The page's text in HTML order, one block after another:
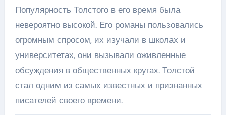
Популярность Толстого в его время была
невероятно высокой. Его романы пользовались
огромным спросом, их изучали в школах и
университетах, они вызывали оживленные
обсуждения в общественных кругах. Толстой
стал одним из самых известных и признанных
писателей своего времени.